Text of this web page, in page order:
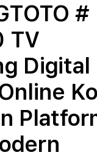
a#
TV
Digital